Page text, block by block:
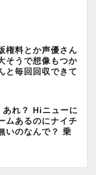
権料とか声優さん
そうで想像もつか
と毎回回収できて
あれ？ Hiニューに
ムあるのにナイチ
いのなんで？ 乗